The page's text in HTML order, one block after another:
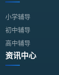
小学辅导
初中辅导
高中辅导
资讯中心